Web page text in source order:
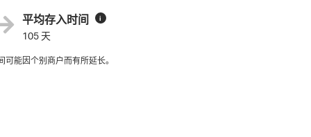
平均存入时间 i
105 天
能因个别商户而有所延长。